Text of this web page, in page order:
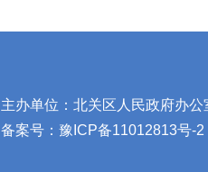
主办单位：北关区人民政府办
备案号： 豫ICP备11012813号-2